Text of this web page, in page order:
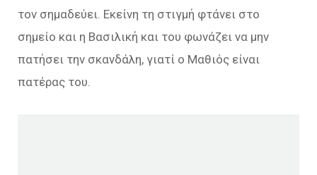
τον σημαδεύει. Εκείνη τη στιγμή φτάνει στο
σημείο και η Βασιλική και του φωνάζει να μην
πατήσει την σκανδάλη, γιατί ο Μαθιός είναι
πατέρας του.